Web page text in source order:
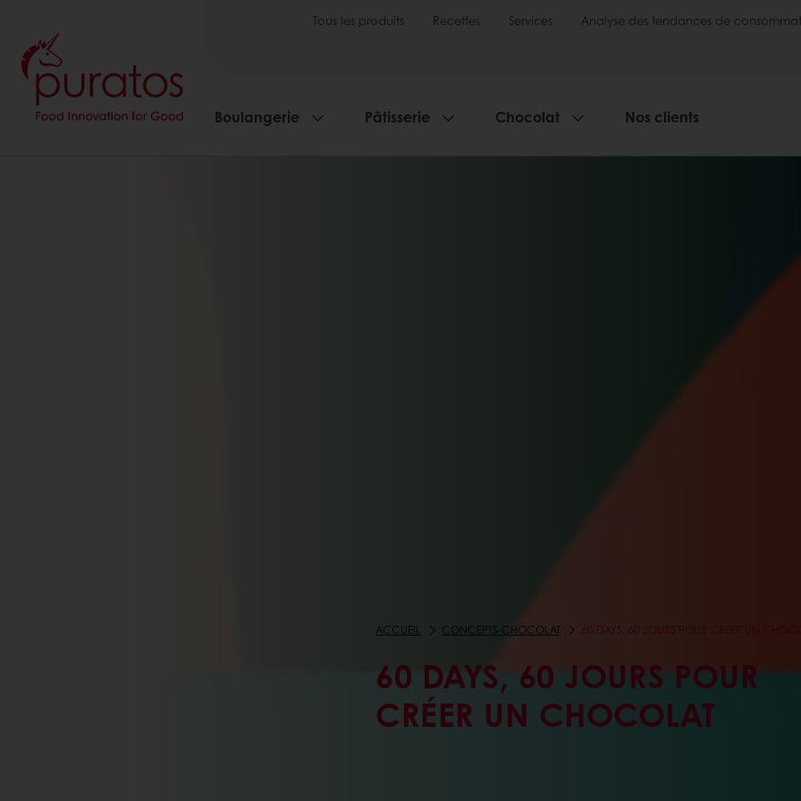
Tous les produits Recettes Services Analyse des tendances de
Boulangerie Pâtisserie Chocolat Nos clients
ACCUEIL CONCEPTS-CHOCOLAT 60 DAYS, 60 JOURS POUR CRÉER UN
60 DAYS, 60 JOURS POUR
CRÉER UN CHOCOLAT